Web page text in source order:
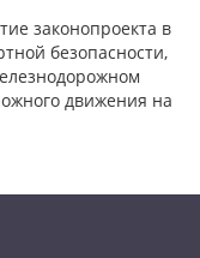
законопроекта в
безопасности,
движения на